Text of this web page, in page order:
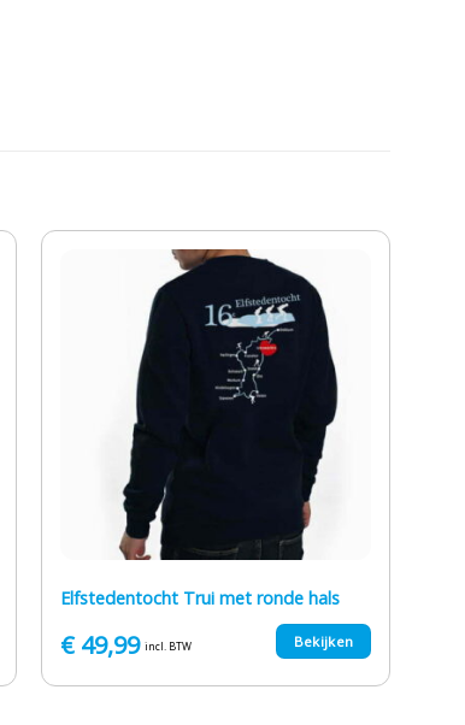
Elfstedentocht Trui met ronde hals
€49,99 incl. BTW Bekijken